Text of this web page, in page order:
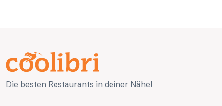
Die besten Restaurants in deiner Nähe!